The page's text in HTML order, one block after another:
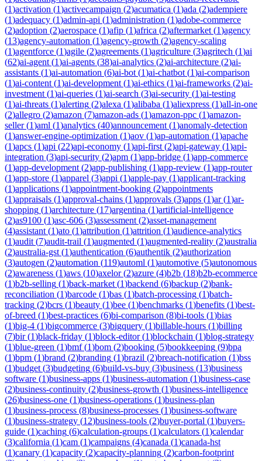
(1)activation (1)activecampaign (2)acumatica (1)ada (2)adempiere
(1)adequacy (1)admin-api (1)administration (1)adobe-commerce
(2)adoption (2)aerospace (1)afip (1)africa (2)aftermarket (1)agency
(13)agency-automation (1)agency-growth (2)agency-scaling
(1)agentforce (1)agile (2)agreements (1)agriculture (3)agritech (1)ai
(62)ai-agent (1)ai-agents (38)ai-analytics (2)ai-architecture (2)ai-
assistants (1)ai-automation (6)ai-bot (1)ai-chatbot (1)ai-comparison
(1)ai-content (1)ai-development (1)ai-ethics (1)ai-frameworks (2)ai-
investment (1)ai-queries (1)ai-search (3)ai-security (1)ai-testing
(1)ai-threats (1)alerting (2)alexa (1)alibaba (1)aliexpress (1)all-in-one
(2)allegro (2)amazon (7)amazon-ads (1)amazon-ppc (1)amazon-
seller(1)aml (1)analytics (40)announcement (1)anomaly-detection
(1)answer-engine-optimization (1)aov (1)ap-automation (1)apache
(1)apcs (1)api (22)api-economy (1)api-first (2)api-gateway (1)api-
integration (3)api-security (2)apm (1)app-bridge (1)app-commerce
(1)app-development (2)app-publishing (1)app-review (1)app-router
(1)app-store (1)apparel (3)appi (1)apple-pay (1)applicant-tracking
(1)applications (1)appointment-booking (2)appointments
(1)appraisals (1)approval-chains (1)approvals (3)apps (1)ar(1)ar-
shopping (1)architecture (17)argentina (1)artificial-intelligence
(2)as9100 (1)asc-606 (3)assessment (2)asset-management
(4)assistant (1)ato (1)attribution (1)attrition (1)audience-analytics
(1)audit (7)audit-trail (1)augmented (1)augmented-reality (2)australia
(2)australia-gst (1)authentication (6)authentik (2)authorization
(3)autogen (2)automation (119)automl (1)automotive (5)autonomous
(2)awareness (1)aws (10)axelor(2)azure (4)b2b (18)b2b-ecommerce
(1)b2b-selling (1)back-market (1)backend (6)backup (2)bank-
reconciliation (1)barcode (1)bas (1)batch-processing (1)batch-
tracking (2)bcrs (1)beauty (1)bee (1)benchmarks (1)benefits (1)best-
of-breed (1)best-practices (6)bi-comparison (8)bi-tools (1)bias
(1)big-4 (1)bigcommerce (3)bigquery (1)billable-hours (1)billing
(7)bir(1)black-friday (1)block-editor(1)blockchain (1)blog-strategy
(1)blue-green (1)bmf(1)bom (2)booking (5)bookkeeping (9)bpa
(1)bpm (1)brand (2)branding (1)brazil (2)breach-notification (1)bss
(1)budget (3)budgeting (6)build-vs-buy (3)business (13)business
software (1)business-apps (1)business-automation (1)business-case
(2)business-continuity (2)business-growth (1)business-intelligence
(26)business-one (1)business-operations (1)business-plan
(1)business-process (8)business-processes (1)business-software
(1)business-strategy (12)business-tools (2)buyer-portal (1)buyers-
guide (1)caching (6)calculation-groups (1)calculators (1)calendar
(3)california (1)cam (1)campaigns (4)canada (1)canada-hst
(1)canary (1)capacity (2)capacity-planning (2)carbon-footprint